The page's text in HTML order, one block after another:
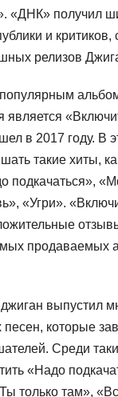
«ДНК» получил
и критиков,
релизов
является
в 2017 году. В
такие хиты,
подкачаться»,
«Угри».
продаваемых
джиган выпустил
которые
Среди
«Надо
только там»,